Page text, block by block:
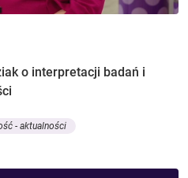
o interpretacji badań i
- aktualności